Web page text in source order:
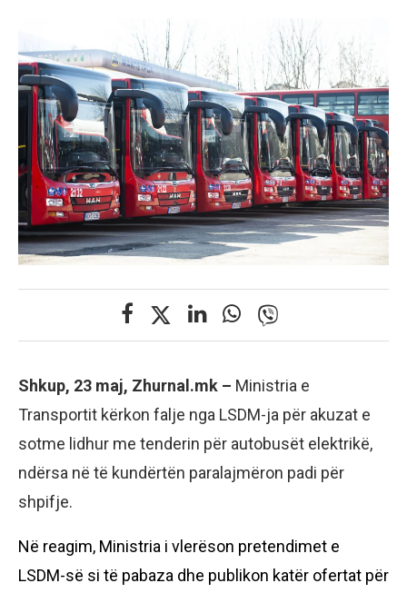
Shkup, 23 maj, Zhurnal.mk – Ministria e
Transportit kërkon falje nga LSDM-ja për akuzat e
sotme lidhur me tenderin për autobusët elektrikë,
ndërsa në të kundërtën paralajmëron padi për
shpifje.
Në reagim, Ministria i vlerëson pretendimet e
LSDM-së si të pabaza dhe publikon katër ofertat për